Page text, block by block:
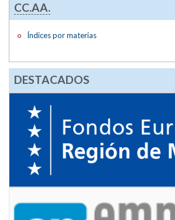
CC.AA.
Índices por materias
DESTACADOS